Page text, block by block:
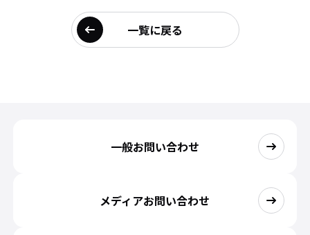
一覧に戻る
一般お問い合わせ
メディアお問い合わせ